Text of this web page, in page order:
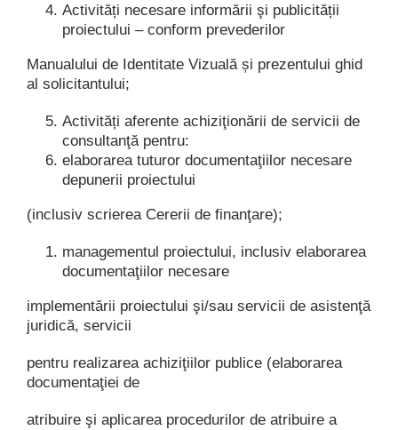
Activități necesare informării şi publicității
proiectului – conform prevederilor
Manualului de Identitate Vizuală și prezentului ghid
al solicitantului;
Activități aferente achiziţionării de servicii de
consultanţă pentru:
elaborarea tuturor documentaţiilor necesare
depunerii proiectului
(inclusiv scrierea Cererii de finanţare);
managementul proiectului, inclusiv elaborarea
documentaţiilor necesare
implementării proiectului şi/sau servicii de asistenţă
juridică, servicii
pentru realizarea achiziţiilor publice (elaborarea
documentaţiei de
atribuire şi aplicarea procedurilor de atribuire a